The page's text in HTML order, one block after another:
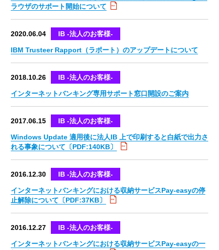
ラウザのサポート開始について
2020.06.04 IB -法人のお客様-
IBM Trusteer Rapport（ラポート）のアップデートについて
2018.10.26 IB -法人のお客様-
インターネットバンキング専用サポート窓口開設のご案内
2017.06.15 IB -法人のお客様-
Windows Update 適用後に法人IB 上で印刷すると白紙で出力さ
れる事象について〔PDF:140KB〕
2016.12.30 IB -法人のお客様-
インターネットバンキングにおける収納サービスPay-easyの停
止解除について〔PDF:37KB〕
2016.12.27 IB -法人のお客様-
インターネットバンキングにおける収納サービスPay-easyの一